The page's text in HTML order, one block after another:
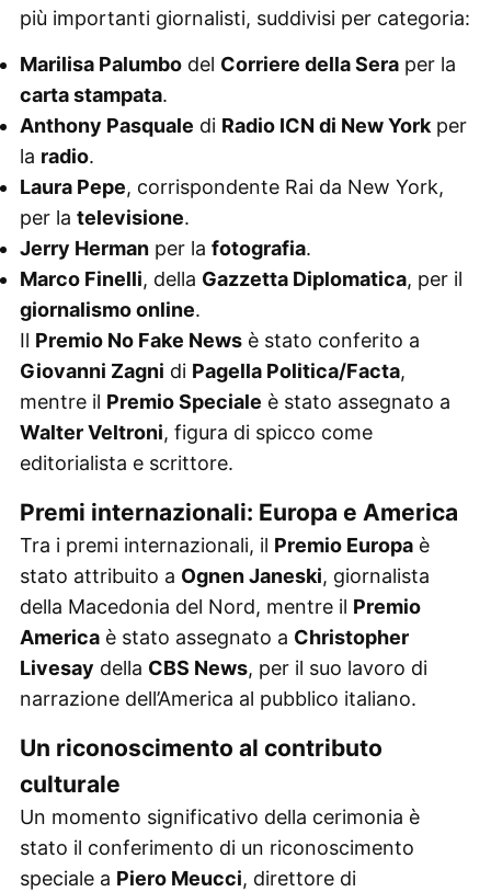
più importanti giornalisti, suddivisi per categoria:
Marilisa Palumbodel Corriere della Seraper la
carta stampata.
Anthony Pasquale di Radio ICN di New Yorkper
la radio.
Laura Pepe, corrispondente Rai da New York,
per la televisione.
Jerry Hermanper la fotografia.
Marco Finelli, della Gazzetta Diplomatica, per il
giornalismo online.
Il Premio No Fake Newsè stato conferito a
Giovanni Zagni di Pagella Politica/Facta,
mentre il Premio Speciale è stato assegnato a
Walter Veltroni, figura di spicco come
editorialista e scrittore.
Premi internazionali: Europa e America
Tra i premi internazionali, il Premio Europaè
stato attribuito a Ognen Janeski, giornalista
della Macedonia del Nord, mentre il Premio
Americaè stato assegnato a Christopher
Livesay della CBS News, per il suo lavoro di
narrazione dell’America al pubblico italiano.
Un riconoscimento al contributo
culturale
Un momento significativo della cerimonia è
stato il conferimento di un riconoscimento
speciale a Piero Meucci, direttore di